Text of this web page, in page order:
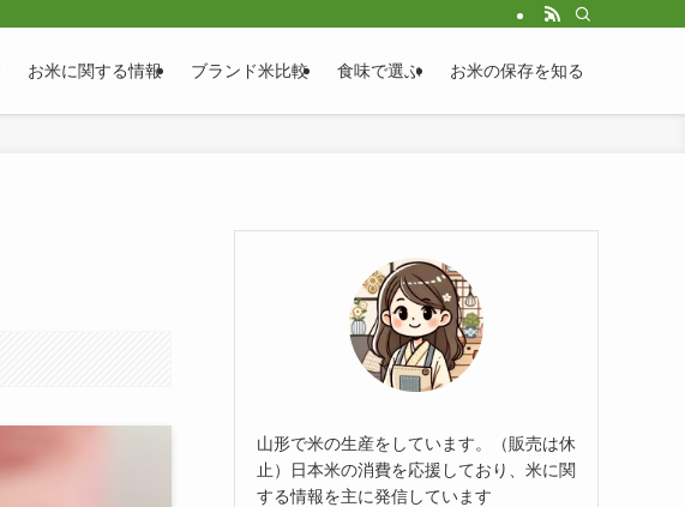
お米に関する情報 ブランド米比較 食味で選ぶ お米の保存を知る
山形で米の生産をしています。（販売は休
止）日本米の消費を応援しており、米に関
する情報を主に発信しています